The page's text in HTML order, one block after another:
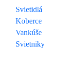
Svietidlá
Koberce
Vankúše
Svietniky